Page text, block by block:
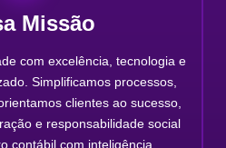
Missão
com excelência, tecnologia e
Simplificamos processos,
clientes ao sucesso,
e responsabilidade social
contábil com inteligência.